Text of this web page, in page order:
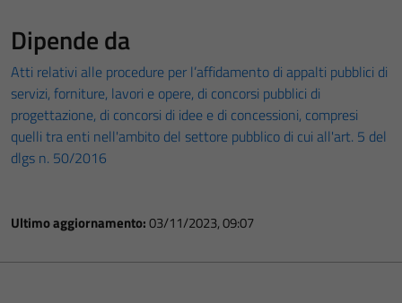
Dipende da
Atti relativi alle procedure per l’affidamento di appalti pubblici di
servizi, forniture, lavori e opere, di concorsi pubblici di
progettazione, di concorsi di idee e di concessioni, compresi
quelli tra enti nell'ambito del settore pubblico di cui all'art. 5 del
dlgs n. 50/2016
Ultimo aggiornamento:03/11/2023, 09:07